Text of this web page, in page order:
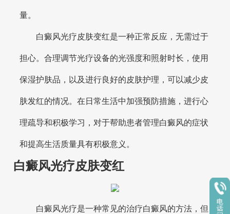
量。
白癜风光疗皮肤变红是一种正常反应，无需过于
担心。合理调节光疗设备的光强度和照射时长，使用
保湿护肤品，以及进行良好的皮肤护理，可以减少皮
肤发红的情况。在日常生活中加强预防措施，进行心
理疏导和积极学习，对于帮助患者管理白癜风的症状
和提高生活质量具有积极意义。
白癜风光疗皮肤变红
白癜风光疗是一种常见的治疗白癜风的方法，但